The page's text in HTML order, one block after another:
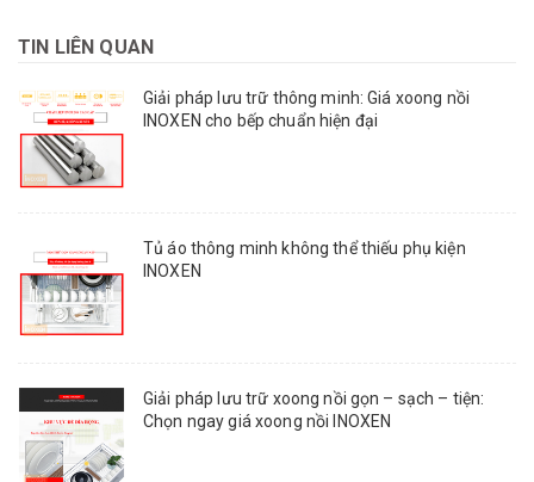
TIN LIÊN QUAN
Giải pháp lưu trữ thông minh: Giá xoong nồi
INOXEN cho bếp chuẩn hiện đại
Tủ áo thông minh không thể thiếu phụ kiện
INOXEN
Giải pháp lưu trữ xoong nồi gọn – sạch – tiện:
Chọn ngay giá xoong nồi INOXEN